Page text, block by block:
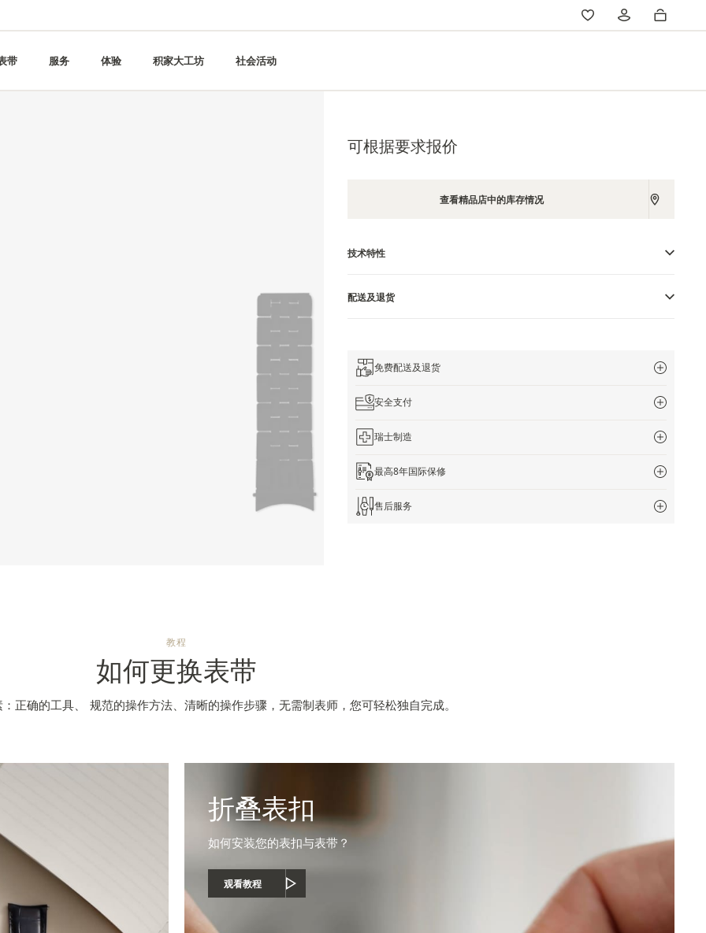
带 服务 体验 积家大工坊 社会活动
可根据要求报价
查看精品店中的库存情况
技术特性
配送及退货
免费配送及退货
安全支付
瑞士制造
最高8年国际保修
售后服务
教程
如何更换表带
正确的工具、 规范的操作方法、清晰的操作步骤，无需制表师，您可轻松独自完成。
折叠表扣
如何安装您的表扣与表带？
观看教程